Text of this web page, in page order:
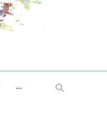
...